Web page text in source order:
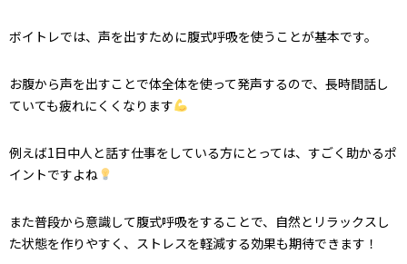
ボイトレでは、声を出すために腹式呼吸を使うことが基本です。
お腹から声を出すことで体全体を使って発声するので、長時間話し
ていても疲れにくくなります
例えば1日中人と話す仕事をしている方にとっては、すごく助かるポ
イントですよね
また普段から意識して腹式呼吸をすることで、自然とリラックスし
た状態を作りやすく、ストレスを軽減する効果も期待できます！